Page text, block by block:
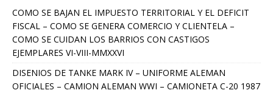
COMO SE BAJAN EL IMPUESTO TERRITORIAL Y EL DEFICIT
FISCAL – COMO SE GENERA COMERCIO Y CLIENTELA –
COMO SE CUIDAN LOS BARRIOS CON CASTIGOS
EJEMPLARES VI-VIII-MMXXVI
DISENIOS DE TANKE MARK IV – UNIFORME ALEMAN
OFICIALES – CAMION ALEMAN WWI – CAMIONETA C-20 1987